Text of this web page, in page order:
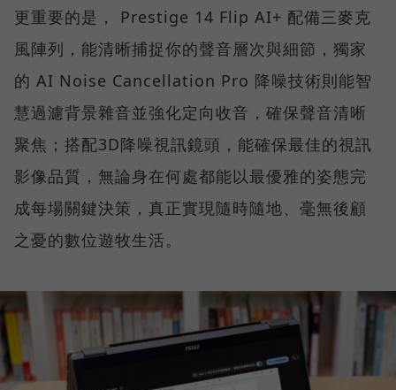
更重要的是， Prestige 14 Flip AI+ 配備三麥克
風陣列，能清晰捕捉你的聲音層次與細節，獨家
的 AI Noise Cancellation Pro 降噪技術則能智
慧過濾背景雜音並強化定向收音，確保聲音清晰
聚焦；搭配3D降噪視訊鏡頭，能確保最佳的視訊
影像品質，無論身在何處都能以最優雅的姿態完
成每場關鍵決策，真正實現隨時隨地、毫無後顧
之憂的數位遊牧生活。